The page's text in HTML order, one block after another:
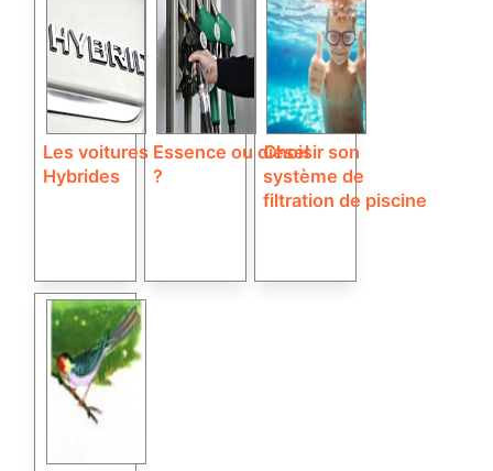
Les voitures
Hybrides
Essence ou diesel
?
Choisir son
système de
filtration de piscine